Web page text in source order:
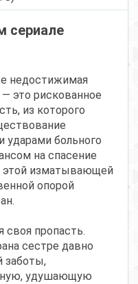
сериале
недостижимая
это рискованное
из которого
больного
на спасение
этой изматывающей
опорой
своя пропасть.
сестре давно
заботы,
удушающую